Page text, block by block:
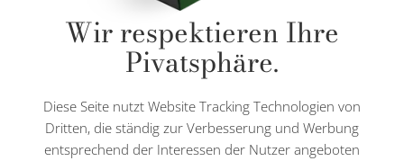
* Alle Preise inkl. gesetzl. Mehrwertsteuer zzgl.
Nachnahmegebühren, wenn nicht anders angegeben.
Diese Website ist durch reCAPTCHA geschützt und es gelten die
Wir respektieren Ihre
Pivatsphäre.
Diese Seite nutzt Website Tracking Technologien von
Dritten, die ständig zur Verbesserung und Werbung
entsprechend der Interessen der Nutzer angeboten